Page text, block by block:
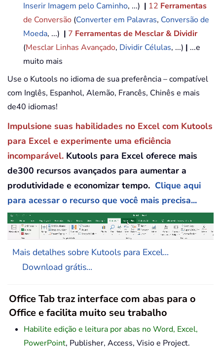
Inserir Imagem pelo Caminho, ...) | 12 Ferramentas
de Conversão (Converter em Palavras, Conversão de
Moeda, ...) | 7 Ferramentas de Mesclar & Dividir
(Mesclar Linhas Avançado, Dividir Células, ...) | ...e
muito mais
Use o Kutools no idioma de sua preferência – compatível
com Inglês, Espanhol, Alemão, Francês, Chinês e mais
de40 idiomas!
Impulsione suas habilidades no Excel com Kutools
para Excel e experimente uma eficiência
incomparável. Kutools para Excel oferece mais
de300 recursos avançados para aumentar a
produtividade e economizar tempo. Clique aqui
para acessar o recurso que você mais precisa...
Mais detalhes sobre Kutools para Excel...
Download grátis...
Office Tab traz interface com abas para o
Office e facilita muito seu trabalho
Habilite edição e leitura por abas no Word, Excel,
PowerPoint, Publisher, Access, Visio e Project.